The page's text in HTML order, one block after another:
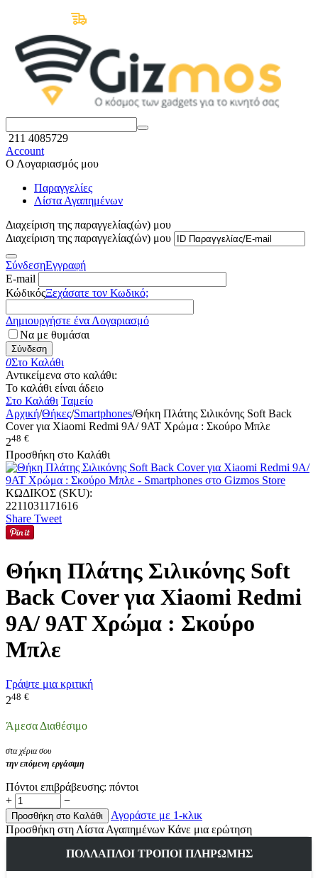
211 4085729
Account
Ο Λογαριασμός μου
Παραγγελίες
Λίστα Αγαπημένων
Διαχείριση της παραγγελίας(ών) μου
Διαχείριση της παραγγελίας(ών) μου
ΣύνδεσηΕγγραφή
E-mail
ΚώδικόςΞεχάσατε τον Κωδικό;
Δημιουργήστε ένα Λογαριασμό
Να με θυμάσαι
Σύνδεση
0Στο Καλάθι
Αντικείμενα στο καλάθι:
Το καλάθι είναι άδειο
Στο Καλάθι Ταμείο
Αρχική/Θήκες/Smartphones/Θήκη Πλάτης Σιλικόνης Soft Back
Cover για Xiaomi Redmi 9A/ 9AT Χρώμα : Σκούρο Μπλε
248 €
Προσθήκη στο Καλάθι
ΚΩΔΙΚΟΣ (SKU):
2211031171616
Share Tweet
Θήκη Πλάτης Σιλικόνης Soft
Back Cover για Xiaomi Redmi
9A/ 9AT Χρώμα : Σκούρο
Μπλε
Γράψτε μια κριτική
248 €
Άμεσα Διαθέσιμο
στα χέρια σου
την επόμενη εργάσιμη
Πόντοι επιβράβευσης: πόντοι
+
−
Προσθήκη στο Καλάθι
Αγοράστε με 1-κλικ
Προσθήκη στη Λίστα Αγαπημένων Κάνε μια ερώτηση
ΠΟΛΛΑΠΛΟΊ ΤΡΌΠΟΙ ΠΛΗΡΩΜΉΣ